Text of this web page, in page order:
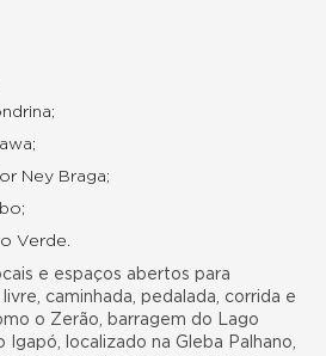
Ney Braga;
Verde.
e espaços abertos para
caminhada, pedalada, corrida e
o Zerão, barragem do Lago
Igapó, localizado na Gleba Palhano,